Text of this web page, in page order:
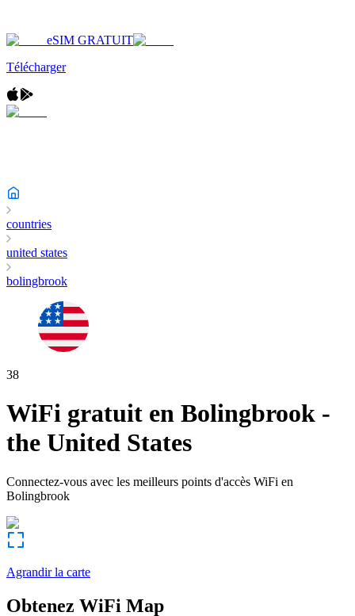
eSIM GRATUIT
Télécharger
countries
united states
bolingbrook
38
WiFi gratuit en Bolingbrook -
the United States
Connectez-vous avec les meilleurs points d'accès WiFi en
Bolingbrook
Agrandir la carte
Obtenez WiFi Map